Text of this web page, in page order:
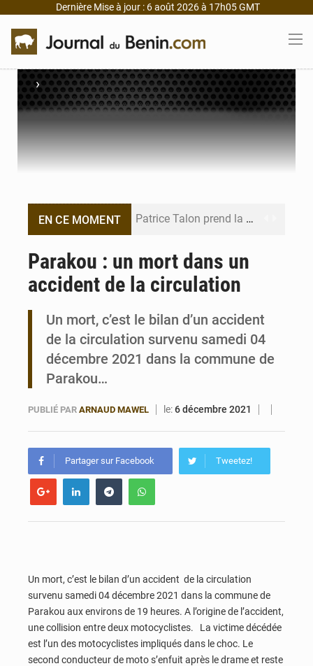
Dernière Mise à jour : 6 août 2026 à 17h05 GMT
›
EN CE MOMENT Patrice Talon prend la tête du premier bureau du Sénat du Bénin
Bénin : Le CEG La Verdure de Ouèdo fait sa mue pour la rentrée
Bénin : 14,5 milliards de dollars pour faire de la CDN 3.0 un bouclier économique
Parakou : un mort dans un
accident de la circulation
Un mort, c’est le bilan d’un accident
de la circulation survenu samedi 04
décembre 2021 dans la commune de
Parakou…
PUBLIÉ PAR ARNAUD MAWEL le:6 décembre 2021
Partager sur Facebook Tweetez!
Un mort, c’est le bilan d’un accident de la circulation
survenu samedi 04 décembre 2021 dans la commune de
Parakou aux environs de 19 heures. A l’origine de l’accident,
une collision entre deux motocyclistes. La victime décédée
est l’un des motocyclistes impliqués dans le choc. Le
second conducteur de moto s’enfuit après le drame et reste